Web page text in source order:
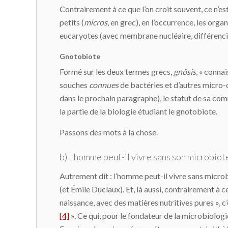
Contrairement à ce que l’on croit souvent, ce
petits (micros, en grec), en l’occurrence, les
eucaryotes (avec membrane nucléaire,
Gnotobiote
Formé sur les deux termes grecs, gnôsis, «
souches connuesde bactéries et d’autres micro-
dans le prochain paragraphe), le statut de sa
la partie de la biologie étudiant le gnotobiote.
Passons des mots à la chose.
b) L’homme peut-il vivre sans son
Autrement dit : l’homme peut-il vivre sans
(et Émile Duclaux). Et, là aussi, contrairement à
naissance, avec des matières nutritives pures
[4] ». Ce qui, pour le fondateur de la